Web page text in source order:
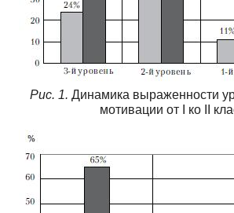
Рис. 1. Динамика выраженности
мотивации от I ко II